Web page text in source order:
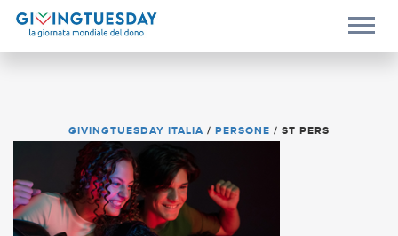
GIVINGTUESDAY ITALIA / PERSONE / ST PERS